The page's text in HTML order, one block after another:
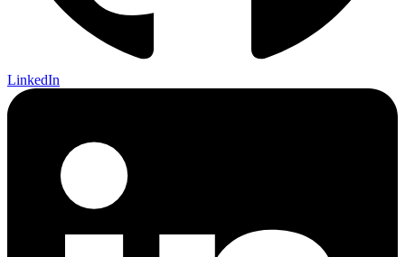
LinkedIn